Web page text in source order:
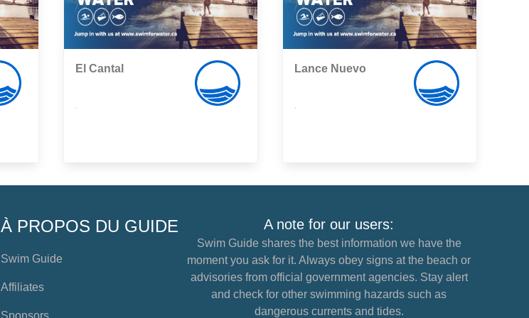
El Cantal Lance Nuevo
À PROPOS DU GUIDE
Swim Guide
Affiliates
Sponsors
A note for our users:
Swim Guide shares the best information we have the
moment you ask for it. Always obey signs at the beach or
advisories from official government agencies. Stay alert
and check for other swimming hazards such as
dangerous currents and tides.